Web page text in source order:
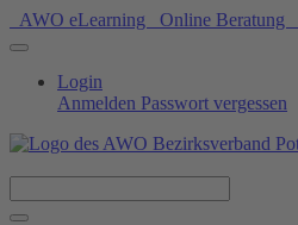
AWO eLearning Online Beratung
Login
Anmelden Passwort vergessen